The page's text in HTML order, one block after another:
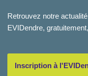
Retrouvez notre
EVIDendre,
Inscription à